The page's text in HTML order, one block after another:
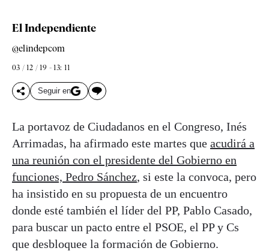
El Independiente
@elindepcom
03 / 12 / 19 - 13: 11
Seguir en
La portavoz de Ciudadanos en el Congreso, Inés
Arrimadas, ha afirmado este martes que acudirá a
una reunión con el presidente del Gobierno en
funciones, Pedro Sánchez, si este la convoca, pero
ha insistido en su propuesta de un encuentro
donde esté también el líder del PP, Pablo Casado,
para buscar un pacto entre el PSOE, el PP y Cs
que desbloquee la formación de Gobierno.